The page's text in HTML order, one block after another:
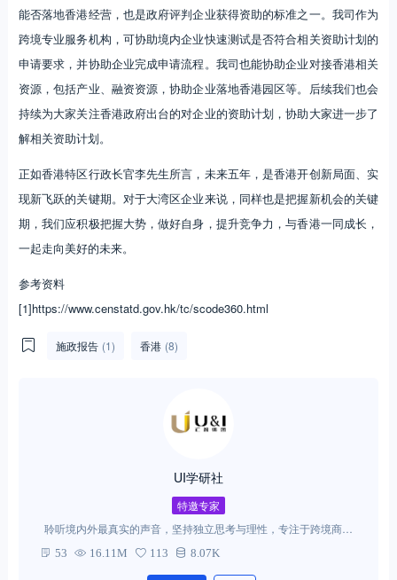
能否落地香港经营，也是政府评判企业获得资助的标准之一。我司作为
跨境专业服务机构，可协助境内企业快速测试是否符合相关资助计划的
申请要求，并协助企业完成申请流程。我司也能协助企业对接香港相关
资源，包括产业、融资资源，协助企业落地香港园区等。后续我们也会
持续为大家关注香港政府出台的对企业的资助计划，协助大家进一步了
解相关资助计划。
正如香港特区行政长官李先生所言，未来五年，是香港开创新局面、实
现新飞跃的关键期。对于大湾区企业来说，同样也是把握新机会的关键
期，我们应积极把握大势，做好自身，提升竞争力，与香港一同成长，
一起走向美好的未来。
参考资料
[1]https://www.censtatd.gov.hk/tc/scode360.html
施政报告 (1) 香港 (8)
UI学研社
特邀专家
聆听境内外最真实的声音，坚持独立思考与理性，专注于跨境商法
税领域的研究，为读者提供真正有价值的业内观点。 联系微信：ui-
53 16.11M 113 8.07K